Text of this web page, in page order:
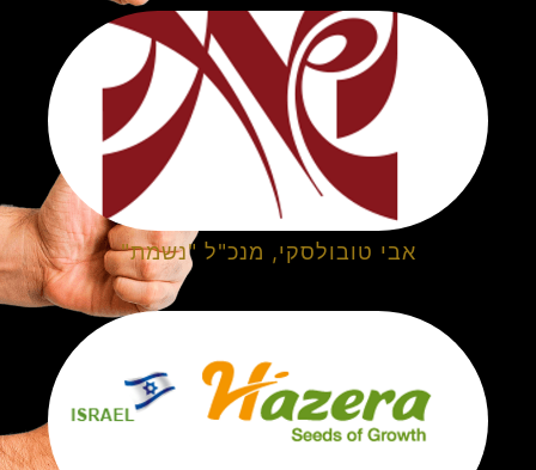
אבי טובולסקי, מנכ"ל "נשמת"